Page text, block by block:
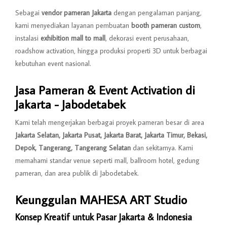
Sebagai vendor pameran Jakarta dengan pengalaman panjang,
kami menyediakan layanan pembuatan booth pameran custom,
instalasi exhibition mall to mall, dekorasi event perusahaan,
roadshow activation, hingga produksi properti 3D untuk berbagai
kebutuhan event nasional.
Jasa Pameran & Event Activation di
Jakarta - Jabodetabek
Kami telah mengerjakan berbagai proyek pameran besar di area
Jakarta Selatan, Jakarta Pusat, Jakarta Barat, Jakarta Timur, Bekasi,
Depok, Tangerang, Tangerang Selatan dan sekitarnya. Kami
memahami standar venue seperti mall, ballroom hotel, gedung
pameran, dan area publik di Jabodetabek.
Keunggulan MAHESA ART Studio
Konsep Kreatif untuk Pasar Jakarta & Indonesia